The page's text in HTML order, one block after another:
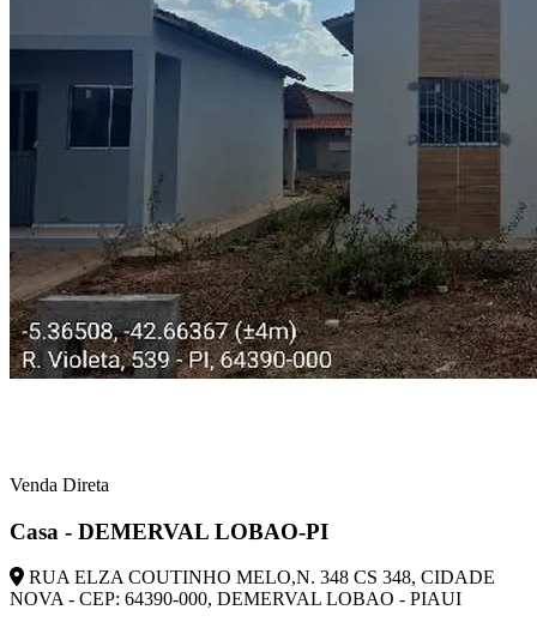
Venda Direta
Casa - DEMERVAL LOBAO-PI
RUA ELZA COUTINHO MELO,N. 348 CS 348, CIDADE
NOVA - CEP: 64390-000, DEMERVAL LOBAO - PIAUI